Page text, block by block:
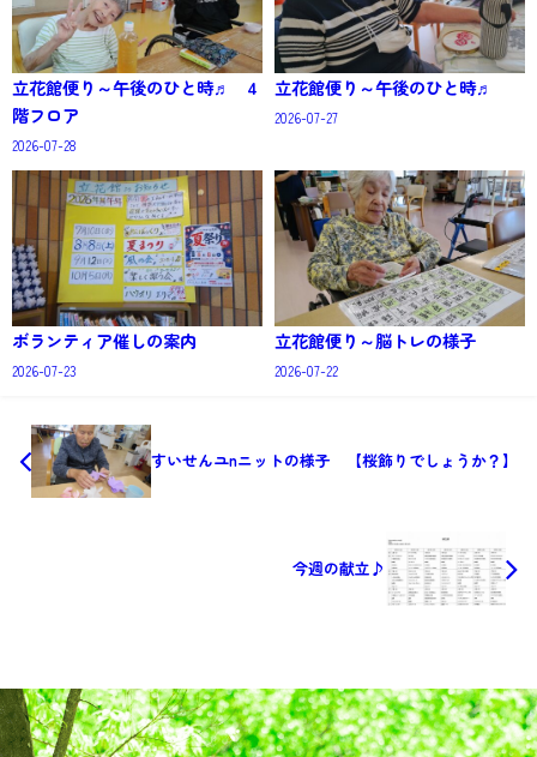
立花館便り～午後のひと時♬ 4
階フロア
2026-07-28
立花館便り～午後のひと時♬
2026-07-27
ボランティア催しの案内
2026-07-23
立花館便り～脳トレの様子
2026-07-22
すいせんユnニットの様子 【桜飾りでしょうか？】
今週の献立♪